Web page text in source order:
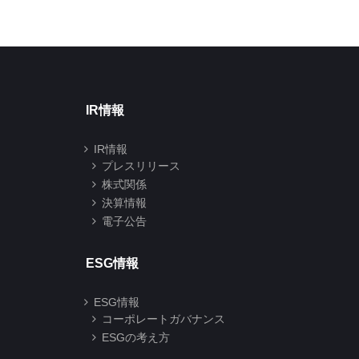
IR情報
IR情報
プレスリリース
株式関係
決算情報
電子公告
ESG情報
ESG情報
コーポレートガバナンス
ESGの考え方